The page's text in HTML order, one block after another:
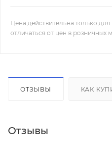
Цена действительна только
отличаться от цен в розничных
ОТЗЫВЫ КАК
Отзывы